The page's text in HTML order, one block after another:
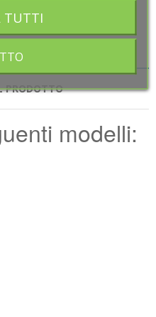
PRODOTTO
modelli:
TUTTI
TUTTI